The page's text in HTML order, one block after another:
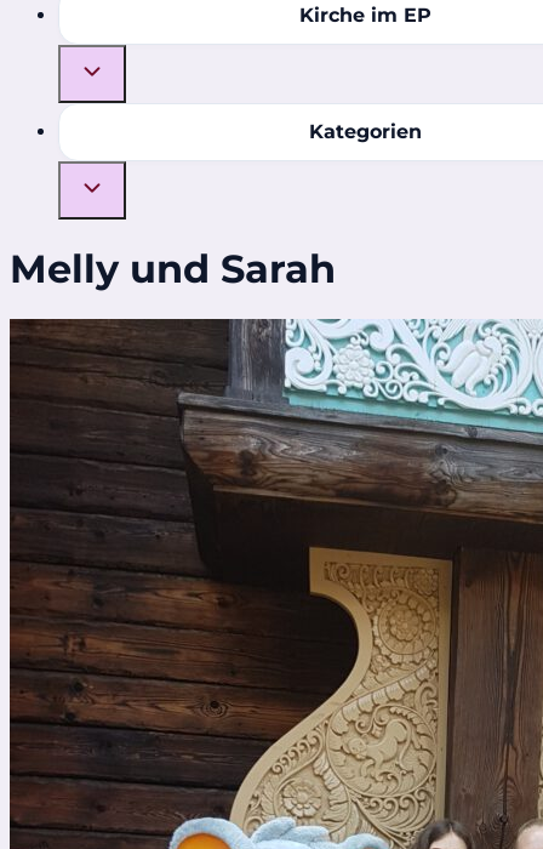
Kirche im EP
Kategorien
Melly und Sarah